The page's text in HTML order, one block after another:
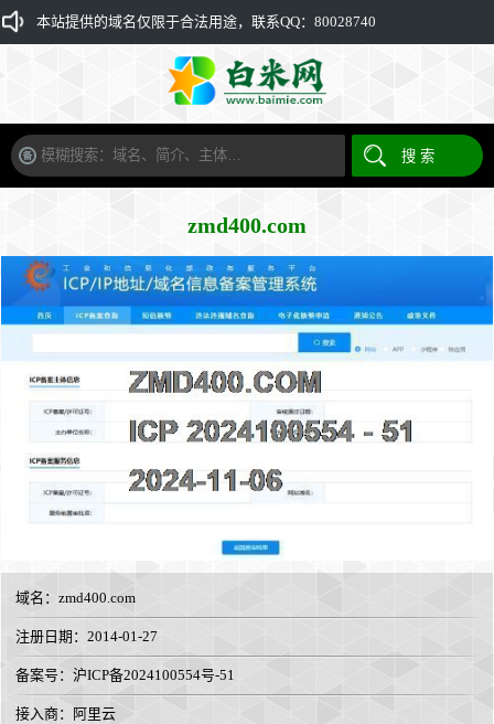
本站提供的域名仅限于合法用途，联系QQ：80028740
zmd400.com
域名： zmd400.com
注册日期：2014-01-27
备案号：沪ICP备2024100554号-51
接入商： 阿里云